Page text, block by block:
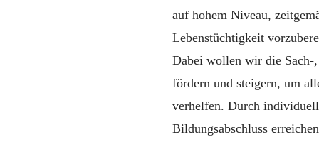
auf hohem Niveau,
Lebenstüchtigkeit
Dabei wollen wir die Sach-
fördern und steigern, um
verhelfen. Durch
Bildungsabschluss